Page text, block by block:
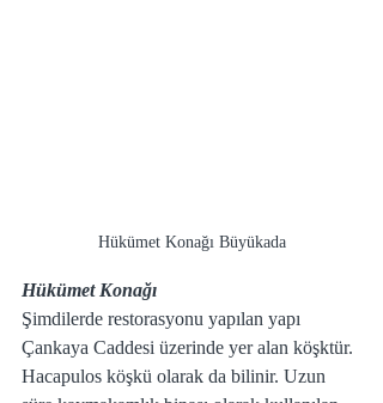
Hükümet Konağı Büyükada
Hükümet Konağı
Şimdilerde restorasyonu yapılan yapı
Çankaya Caddesi üzerinde yer alan köşktür.
Hacapulos köşkü olarak da bilinir. Uzun